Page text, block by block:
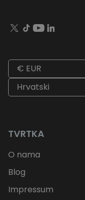
€ EUR
Hrvatski
TVRTKA
O nama
Blog
Impressum